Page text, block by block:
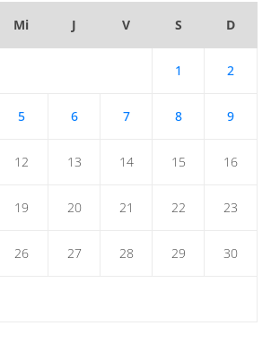
Mi J V S D
1 2
5 6 7 8 9
12 13 14 15 16
19 20 21 22 23
26 27 28 29 30